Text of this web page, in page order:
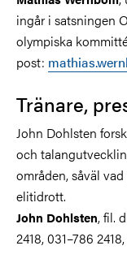
ingår i satsningen
olympiska
post:
Tränare,
John Dohlsten
och
områden, såväl
elitidrott.
John Dohlsten, fil.
2418, 031–786